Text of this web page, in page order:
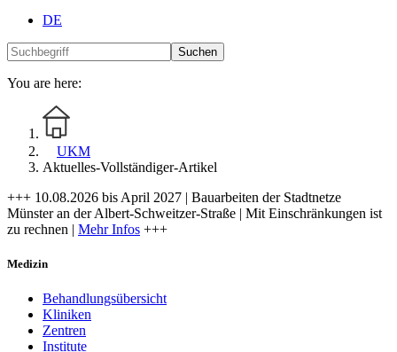
DE
Suchen
You are here:
UKM
Aktuelles-Vollständiger-Artikel
+++ 10.08.2026 bis April 2027 | Bauarbeiten der Stadtnetze
Münster an der Albert-Schweitzer-Straße | Mit Einschränkungen ist
zu rechnen | Mehr Infos +++
Medizin
Behandlungsübersicht
Kliniken
Zentren
Institute